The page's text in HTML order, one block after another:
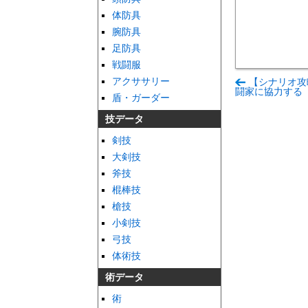
体防具
腕防具
足防具
戦闘服
アクササリー
盾・ガーダー
技データ
剣技
大剣技
斧技
棍棒技
槍技
小剣技
弓技
体術技
術データ
術
【シナリオ
闘家に協力する